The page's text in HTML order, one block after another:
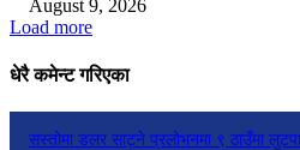
August 9, 2026
Load more
धेरै कमेन्ट गरिएका
सस्तोमा डलर साट्ने प्रलोभनमा ९ ठाउँमा